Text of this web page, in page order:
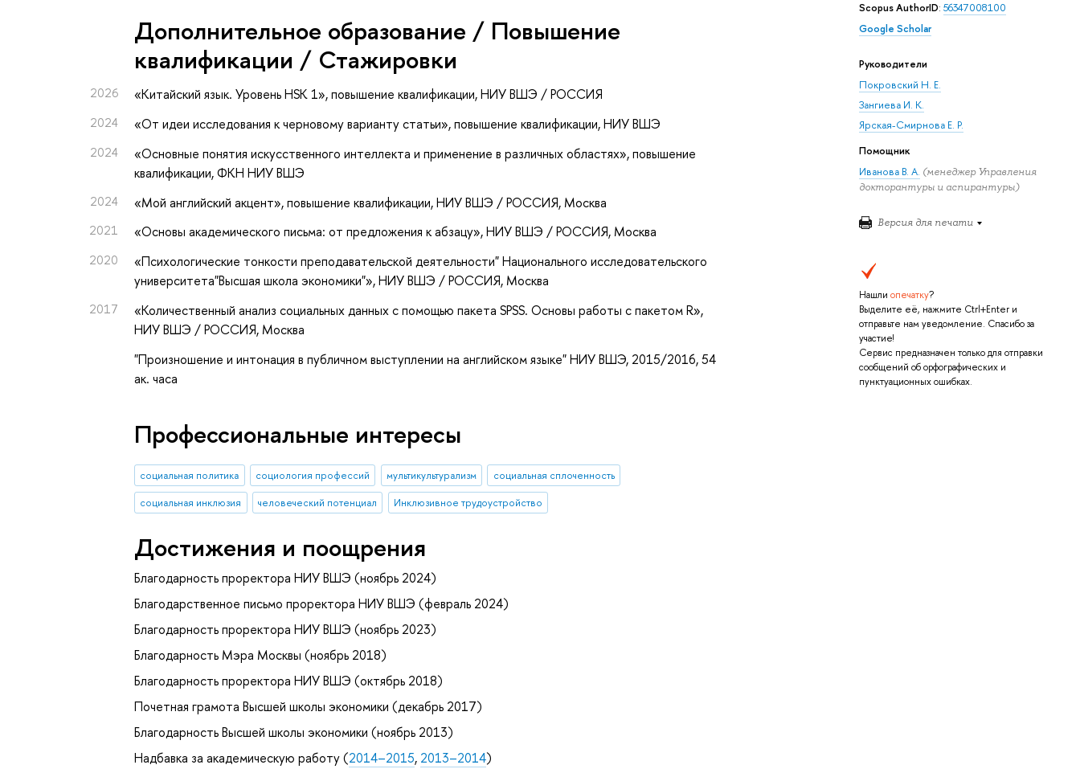
Scopus AuthorID: 56347008100
Google Scholar
Руководители
Покровский Н. Е.
Зангиева И. К.
Ярская-Смирнова Е. Р.
Помощник
Иванова В. А. (менеджер Управления
докторантуры и аспирантуры)
Версия для печати
Нашли опечатку?
Выделите её, нажмите Ctrl+Enter и
отправьте нам уведомление. Спасибо за
участие!
Сервис предназначен только для отправки
сообщений об орфографических и
пунктуационных ошибках.
Дополнительное образование / Повышение
квалификации / Стажировки
2026 «Китайский язык. Уровень HSK 1», повышение квалификации, НИУ ВШЭ / РОССИЯ
2024 «От идеи исследования к черновому варианту статьи», повышение квалификации, НИУ ВШЭ
2024 «Основные понятия искусственного интеллекта и применение в различных областях», повышение
квалификации, ФКН НИУ ВШЭ
2024 «Мой английский акцент», повышение квалификации, НИУ ВШЭ / РОССИЯ, Москва
2021 «Основы академического письма: от предложения к абзацу», НИУ ВШЭ / РОССИЯ, Москва
2020
«Психологические тонкости преподавательской деятельности" Национального исследовательского
университета"Высшая школа экономики"», НИУ ВШЭ / РОССИЯ, Москва
2017 «Количественный анализ социальных данных с помощью пакета SPSS. Основы работы с пакетом R»,
НИУ ВШЭ / РОССИЯ, Москва
"Произношение и интонация в публичном выступлении на английском языке" НИУ ВШЭ, 2015/2016, 54
ак. часа
Профессиональные интересы
социальная политика социология профессий мультикультурализм
социальная сплоченность
социальная инклюзия
человеческий потенциал Инклюзивное трудоустройство
Достижения и поощрения
Благодарность проректора НИУ ВШЭ (ноябрь 2024)
Благодарственное письмо проректора НИУ ВШЭ (февраль 2024)
Благодарность проректора НИУ ВШЭ (ноябрь 2023)
Благодарность Мэра Москвы (ноябрь 2018)
Благодарность проректора НИУ ВШЭ (октябрь 2018)
Почетная грамота Высшей школы экономики (декабрь 2017)
Благодарность Высшей школы экономики (ноябрь 2013)
Надбавка за академическую работу (2014–2015, 2013–2014)